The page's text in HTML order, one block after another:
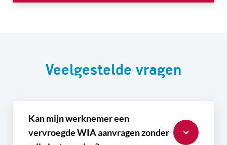
Veelgestelde vragen
Kan mijn werknemer een
vervroegde WIA aanvragen zonder